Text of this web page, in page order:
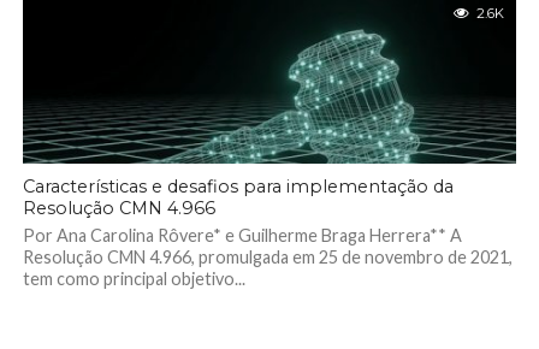
2.6K
Características e desafios para implementação da
Resolução CMN 4.966
Por Ana Carolina Rôvere* e Guilherme Braga Herrera** A
Resolução CMN 4.966, promulgada em 25 de novembro de 2021,
tem como principal objetivo...